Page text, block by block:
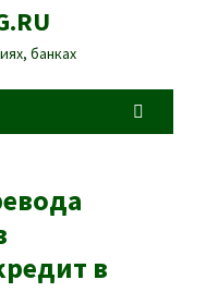
банках
в